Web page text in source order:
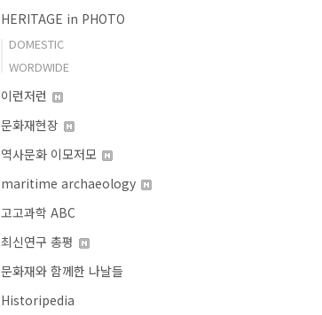
HERITAGE in PHOTO
DOMESTIC
WORDWIDE
이런저런
문화재현장
역사문화 이모저모
maritime archaeology
고고과학 ABC
최신연구 총평
문화재와 함께한 나날들
Historipedia